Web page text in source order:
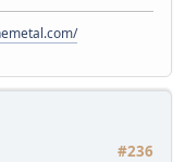
#236